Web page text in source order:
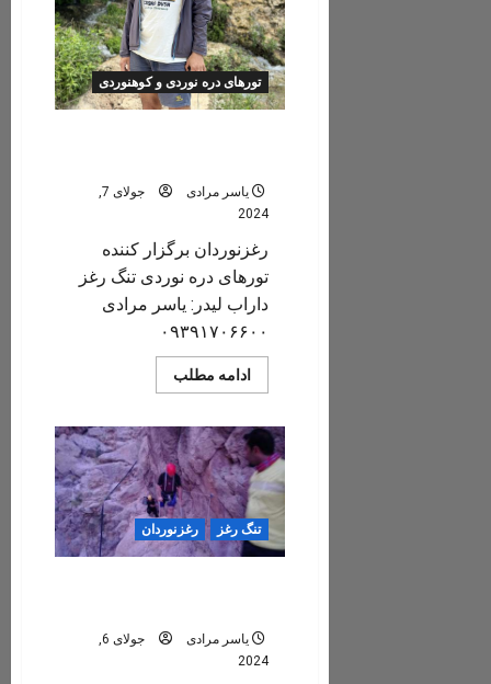
تورهای دره نوردی و کوهنوردی
یاسر مرادی
2024
رغزنوردان برگزار کننده
تورهای دره نوردی تنگ رغز
داراب لیدر: یاسر مرادی
۰۹۳۹۱۷۰۶۶۰۰
ادامه مطلب
more
دره
نوردی
تنگ
رغز
داراب
/
اردیبهشت
۱۴۰۳
تنگ رغز رغزنوردان
یاسر مرادی
جولای 6,
2024